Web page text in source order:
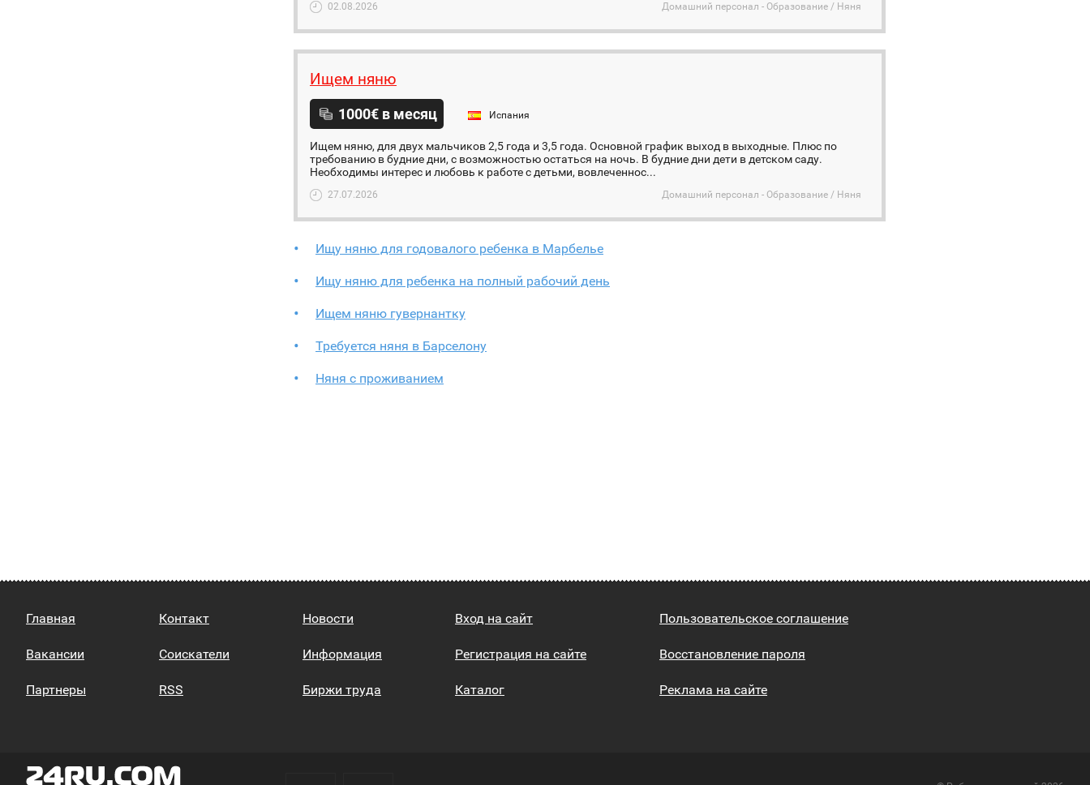
02.08.2026 Домашний персонал - Образование / Няня
Ищем няню
1000€ в месяц Испания
Ищем няню, для двух мальчиков 2,5 года и 3,5 года. Основной график выход в выходные. Плюс по
требованию в будние дни, с возможностью остаться на ночь. В будние дни дети в детском саду.
Необходимы интерес и любовь к работе с детьми, вовлеченнос...
27.07.2026 Домашний персонал - Образование / Няня
Ищу няню для годовалого ребенка в Марбелье
Ищу няню для ребенка на полный рабочий день
Ищем няню гувернантку
Требуется няня в Барселону
Няня с проживанием
Главная
Вакансии
Партнеры
Контакт
Соискатели
RSS
Новости
Информация
Биржи труда
Вход на сайт
Регистрация на сайте
Каталог
Пользовательское соглашение
Восстановление пароля
Реклама на сайте